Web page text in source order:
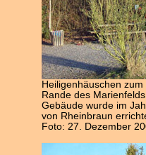
Heiligenhäuschen
Rande des
Gebäude wurde im
von Rheinbraun
Foto: 27. Dezember